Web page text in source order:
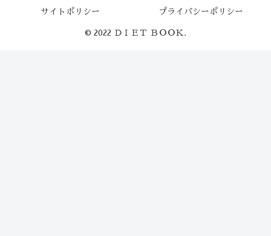
サイトポリシー プライバシーポリシー
© 2022 ＤＩＥＴ ＢＯＯＫ.